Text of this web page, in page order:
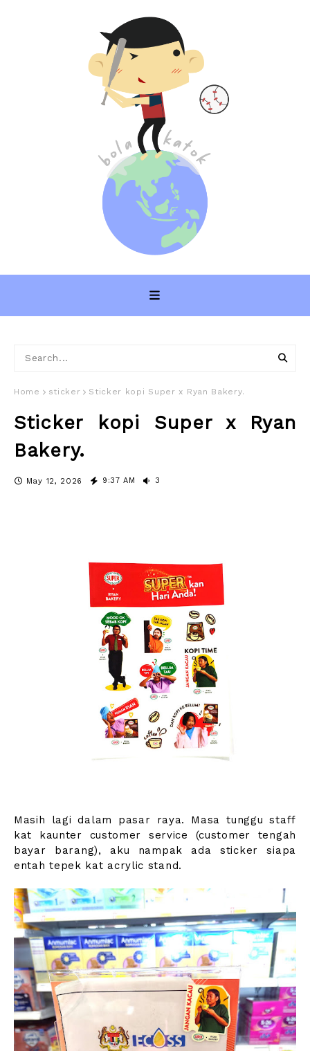
Home sticker Sticker kopi Super x Ryan Bakery.
Sticker kopi Super x Ryan
Bakery.
May 12, 2026 9:37 AM 3
Masih lagi dalam pasar raya. Masa tunggu staff
kat kaunter customer service (customer tengah
bayar barang), aku nampak ada sticker siapa
entah tepek kat acrylic stand.